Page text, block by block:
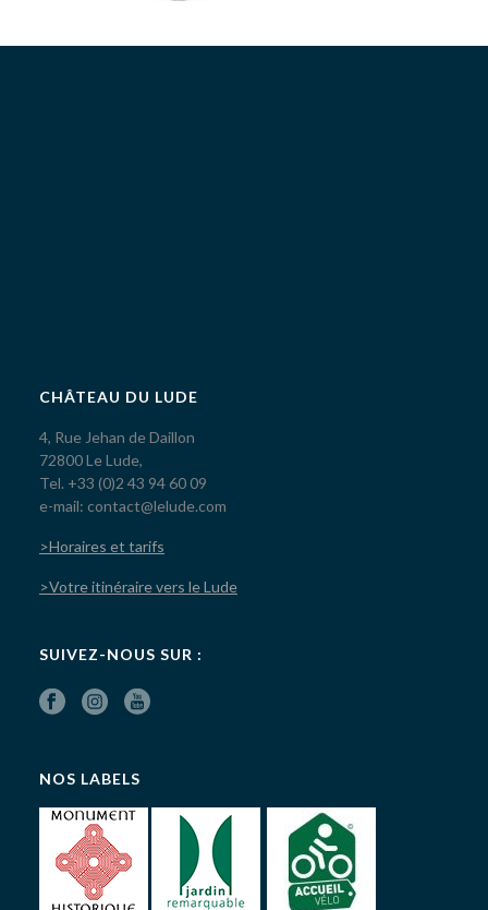
CHÂTEAU DU LUDE
4, Rue Jehan de Daillon
72800 Le Lude,
Tel. +33 (0)2 43 94 60 09
e-mail: contact@lelude.com
>Horaires et tarifs
>Votre itinéraire vers le Lude
SUIVEZ-NOUS SUR :
NOS LABELS